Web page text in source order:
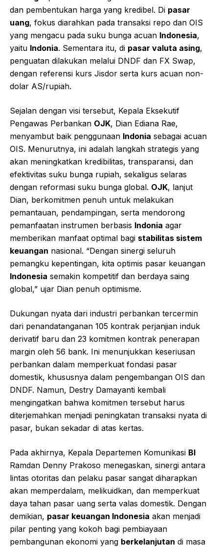
dan pembentukan harga yang kredibel. Di pasar
uang, fokus diarahkan pada transaksi repo dan OIS
yang mengacu pada suku bunga acuan Indonesia,
yaitu Indonia. Sementara itu, di pasar valuta asing,
penguatan dilakukan melalui DNDF dan FX Swap,
dengan referensi kurs Jisdor serta kurs acuan non-
dolar AS/rupiah.
Sejalan dengan visi tersebut, Kepala Eksekutif
Pengawas Perbankan OJK, Dian Ediana Rae,
menyambut baik penggunaan Indonia sebagai acuan
OIS. Menurutnya, ini adalah langkah strategis yang
akan meningkatkan kredibilitas, transparansi, dan
efektivitas suku bunga rupiah, sekaligus selaras
dengan reformasi suku bunga global. OJK, lanjut
Dian, berkomitmen penuh untuk melakukan
pemantauan, pendampingan, serta mendorong
pemanfaatan instrumen berbasis Indonia agar
memberikan manfaat optimal bagi stabilitas sistem
keuangan nasional. “Dengan sinergi seluruh
pemangku kepentingan, kita optimis pasar keuangan
Indonesia semakin kompetitif dan berdaya saing
global,” ujar Dian penuh optimisme.
Dukungan nyata dari industri perbankan tercermin
dari penandatanganan 105 kontrak perjanjian induk
derivatif baru dan 23 komitmen kontrak penerapan
margin oleh 56 bank. Ini menunjukkan keseriusan
perbankan dalam memperkuat fondasi pasar
domestik, khususnya dalam pengembangan OIS dan
DNDF. Namun, Destry Damayanti kembali
mengingatkan bahwa komitmen tersebut harus
diterjemahkan menjadi peningkatan transaksi nyata di
pasar, bukan sekadar di atas kertas.
Pada akhirnya, Kepala Departemen Komunikasi BI
Ramdan Denny Prakoso menegaskan, sinergi antara
lintas otoritas dan pelaku pasar sangat diharapkan
akan memperdalam, melikuidkan, dan memperkuat
daya tahan pasar uang serta valas domestik. Dengan
demikian, pasar keuangan Indonesia akan menjadi
pilar penting yang kokoh bagi pembiayaan
pembangunan ekonomi yang berkelanjutan di masa